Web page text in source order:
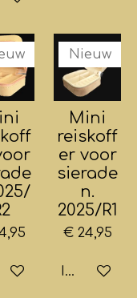
Nieuw
Mini
reiskoff
er voor
sierade
n.
2025/R1
€ 24,95
In